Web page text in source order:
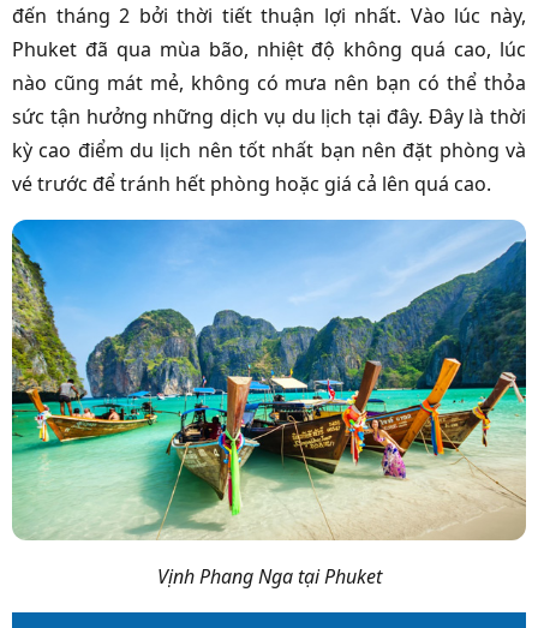
đến tháng 2 bởi thời tiết thuận lợi nhất. Vào lúc này,
Phuket đã qua mùa bão, nhiệt độ không quá cao, lúc
nào cũng mát mẻ, không có mưa nên bạn có thể thỏa
sức tận hưởng những dịch vụ du lịch tại đây. Đây là thời
kỳ cao điểm du lịch nên tốt nhất bạn nên đặt phòng và
vé trước để tránh hết phòng hoặc giá cả lên quá cao.
Vịnh Phang Nga tại Phuket